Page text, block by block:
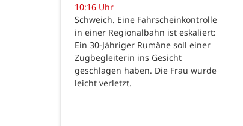
10:16 Uhr
Schweich. Eine Fahrscheinkontrolle
in einer Regionalbahn ist eskaliert:
Ein 30-Jähriger Rumäne soll einer
Zugbegleiterin ins Gesicht
geschlagen haben. Die Frau wurde
leicht verletzt.